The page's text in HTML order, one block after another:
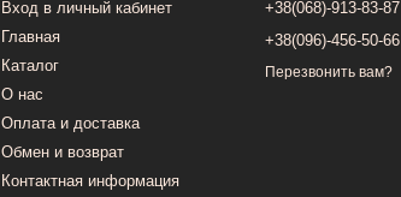
Вход в личный кабинет
Главная
Каталог
О нас
Оплата и доставка
Обмен и возврат
Контактная информация
+38(068)-913-83-87
+38(096)-456-50-66
Перезвонить вам?